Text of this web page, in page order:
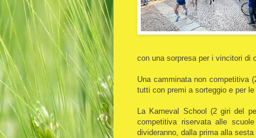
con una sorpresa per i vincitori di
Una camminata non competitiva
tutti con premi a sorteggio e per
La Karneval School (2 giri del
competitiva riservata alle
divideranno, dalla prima alla